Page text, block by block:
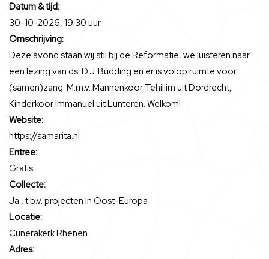
Datum & tijd:
30-10-2026, 19:30 uur
Omschrijving:
Deze avond staan wij stil bij de Reformatie, we luisteren naar
een lezing van ds. D.J. Budding en er is volop ruimte voor
(samen)zang. M.m.v. Mannenkoor Tehillim uit Dordrecht,
Kinderkoor Immanuel uit Lunteren. Welkom!
Website:
https://samarita.nl
Entree:
Gratis
Collecte:
Ja , t.b.v. projecten in Oost-Europa
Locatie:
Cunerakerk Rhenen
Adres: